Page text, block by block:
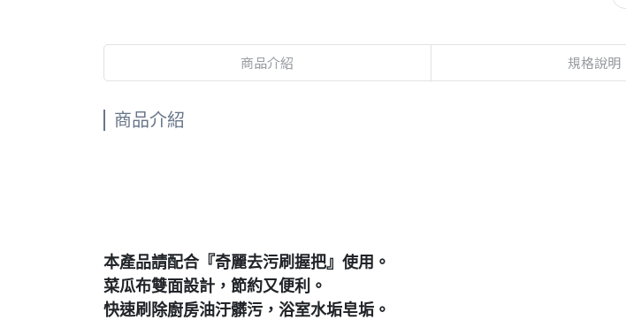
商品介紹 規格說明
商品介紹
本產品請配合『奇麗去污刷握把』使用。
菜瓜布雙面設計，節約又便利。
快速刷除廚房油汙髒污，浴室水垢皂垢。